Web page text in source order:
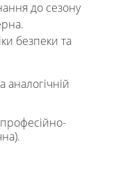
до сезону
безпеки та
аналогічній